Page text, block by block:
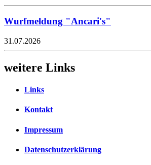
Wurfmeldung "Ancari's"
31.07.2026
weitere Links
Links
Kontakt
Impressum
Datenschutzerklärung